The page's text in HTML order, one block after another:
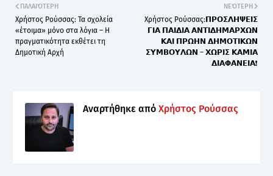
ΝΕΌΤΕΡΗ
Χρήστος Ρούσσας:𝝥𝝦𝝤𝝨𝝠𝝜𝝭𝝚𝝞𝝨
𝝘𝝞𝝖 𝝥𝝖𝝞𝝙𝝞𝝖 𝝖𝝢𝝩𝝞𝝙𝝜𝝡𝝖𝝦𝝬𝝮𝝢
𝝟𝝖𝝞 𝝥𝝦𝝮𝝜𝝢 𝝙𝝜𝝡𝝤𝝩𝝞𝝟𝝮𝝢
𝝨𝝪𝝡𝝗𝝤𝝪𝝠𝝮𝝢 – 𝝬𝝮𝝦𝝞𝝨 𝝟𝝖𝝡𝝞𝝖
𝝙𝝞𝝖𝝫𝝖𝝢𝝚𝝞𝝖❗
ΠΑΛΑΙΌΤΕΡΗ
Χρήστος Ρούσσας: Τα σχολεία
«έτοιμα» μόνο στα λόγια – Η
πραγματικότητα εκθέτει τη
Δημοτική Αρχή
Αναρτήθηκε από Χρήστος Ρούσσας